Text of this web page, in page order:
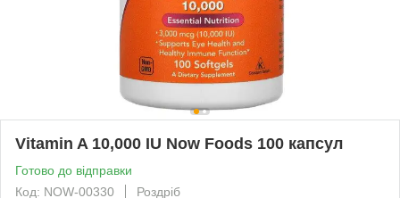
Vitamin A 10,000 IU Now Foods 100 капсул
Готово до відправки
Код: NOW-00330
Роздріб